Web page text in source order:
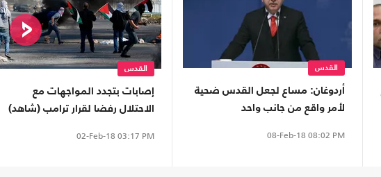
القدس
أردوغان: مساع لجعل القدس ضحية
لأمر واقع من جانب واحد
08-Feb-18 08:02 PM
القدس
إصابات بتجدد المواجهات مع
الاحتلال رفضا لقرار ترامب (شاهد)
02-Feb-18 03:17 PM